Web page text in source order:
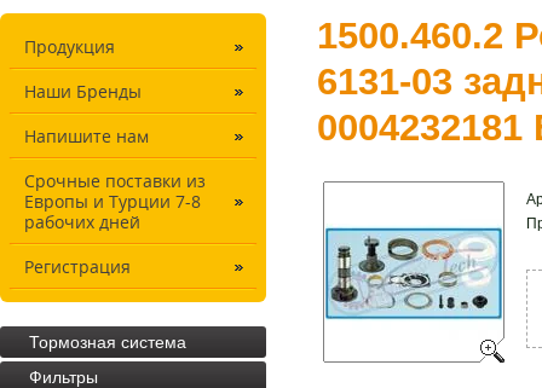
1500.460.2
6131-03
Продукция
Наши Бренды
Напишите нам
Срочные поставки из
Европы и Турции 7-8
рабочих дней
Регистрация
Тормозная система
Фильтры